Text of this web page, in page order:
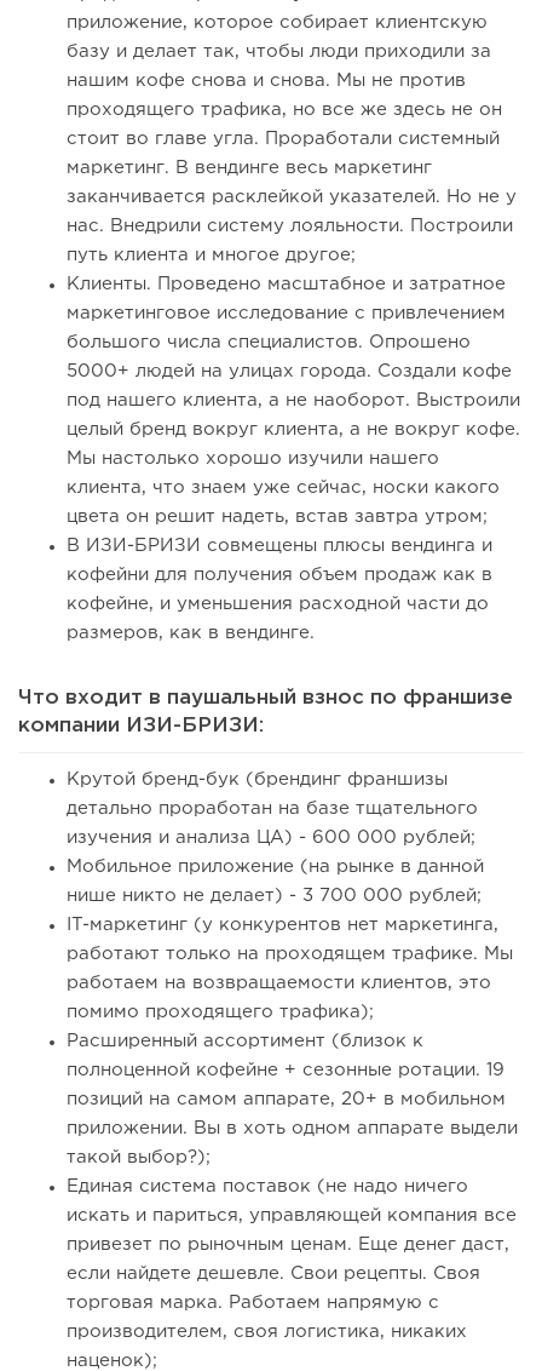
приложение, которое собирает клиентскую
базу и делает так, чтобы люди приходили за
нашим кофе снова и снова. Мы не против
проходящего трафика, но все же здесь не он
стоит во главе угла. Проработали системный
маркетинг. В вендинге весь маркетинг
заканчивается расклейкой указателей. Но не у
нас. Внедрили систему лояльности. Построили
путь клиента и многое другое;
Клиенты. Проведено масштабное и затратное
маркетинговое исследование с привлечением
большого числа специалистов. Опрошено
5000+ людей на улицах города. Создали кофе
под нашего клиента, а не наоборот. Выстроили
целый бренд вокруг клиента, а не вокруг кофе.
Мы настолько хорошо изучили нашего
клиента, что знаем уже сейчас, носки какого
цвета он решит надеть, встав завтра утром;
В ИЗИ-БРИЗИ совмещены плюсы вендинга и
кофейни для получения объем продаж как в
кофейне, и уменьшения расходной части до
размеров, как в вендинге.
Что входит в паушальный взнос по франшизе
компании ИЗИ-БРИЗИ:
Крутой бренд-бук (брендинг франшизы
детально проработан на базе тщательного
изучения и анализа ЦА) - 600 000 рублей;
Мобильное приложение (на рынке в данной
нише никто не делает) - 3 700 000 рублей;
IT-маркетинг (у конкурентов нет маркетинга,
работают только на проходящем трафике. Мы
работаем на возвращаемости клиентов, это
помимо проходящего трафика);
Расширенный ассортимент (близок к
полноценной кофейне + сезонные ротации. 19
позиций на самом аппарате, 20+ в мобильном
приложении. Вы в хоть одном аппарате выдели
такой выбор?);
Единая система поставок (не надо ничего
искать и париться, управляющей компания все
привезет по рыночным ценам. Еще денег даст,
если найдете дешевле. Свои рецепты. Своя
торговая марка. Работаем напрямую с
производителем, своя логистика, никаких
наценок);